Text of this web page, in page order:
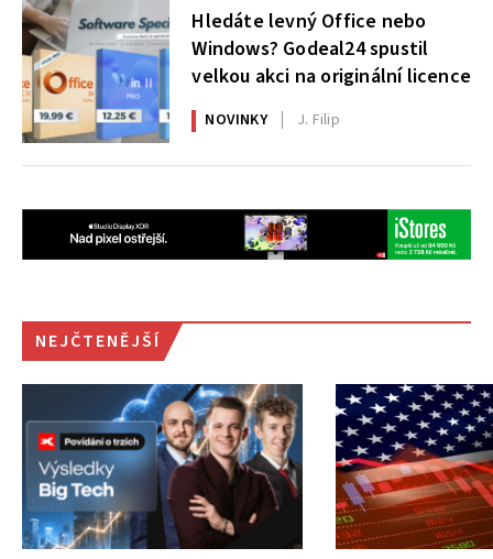
Hledáte levný Office nebo
Windows? Godeal24 spustil
velkou akci na originální licence
NOVINKY J. Filip
NEJČTENĚJŠÍ